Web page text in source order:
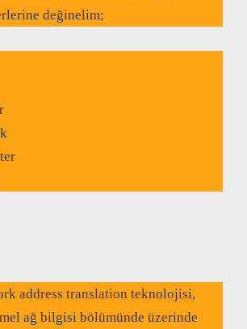
değinelim;
address translation teknolojisi,
ağ bilgisi bölümünde üzerinde